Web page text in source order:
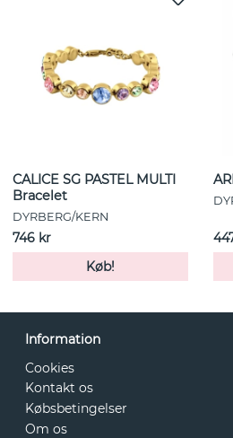
CALICE SG PASTEL MULTI
Bracelet
DYRBERG/KERN
746 kr
Køb!
Information
Cookies
Kontakt os
Købsbetingelser
Om os